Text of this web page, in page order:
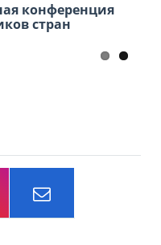
«Свеча
конференция
стран